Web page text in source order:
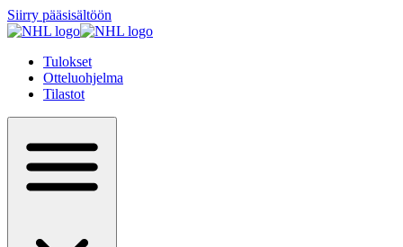
Siirry pääsisältöön
Tulokset
Otteluohjelma
Tilastot